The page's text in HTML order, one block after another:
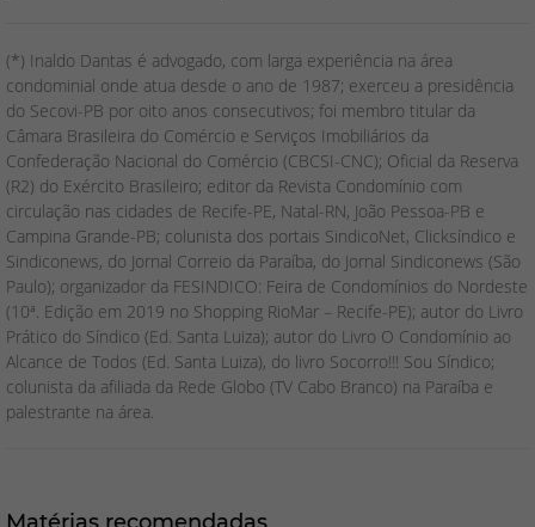
(*) Inaldo Dantas é advogado, com larga experiência na área
condominial onde atua desde o ano de 1987; exerceu a presidência
do Secovi-PB por oito anos consecutivos; foi membro titular da
Câmara Brasileira do Comércio e Serviços Imobiliários da
Confederação Nacional do Comércio (CBCSI-CNC); Oficial da Reserva
(R2) do Exército Brasileiro; editor da Revista Condomínio com
circulação nas cidades de Recife-PE, Natal-RN, João Pessoa-PB e
Campina Grande-PB; colunista dos portais SindicoNet, Clicksíndico e
Sindiconews, do Jornal Correio da Paraíba, do Jornal Sindiconews (São
Paulo); organizador da FESINDICO: Feira de Condomínios do Nordeste
(10ª. Edição em 2019 no Shopping RioMar – Recife-PE); autor do Livro
Prático do Síndico (Ed. Santa Luiza); autor do Livro O Condomínio ao
Alcance de Todos (Ed. Santa Luiza), do livro Socorro!!! Sou Síndico;
colunista da afiliada da Rede Globo (TV Cabo Branco) na Paraíba e
palestrante na área.